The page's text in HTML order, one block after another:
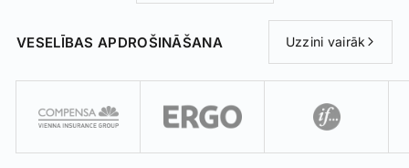
VESELĪBAS APDROŠINĀŠANA Uzzini vairāk